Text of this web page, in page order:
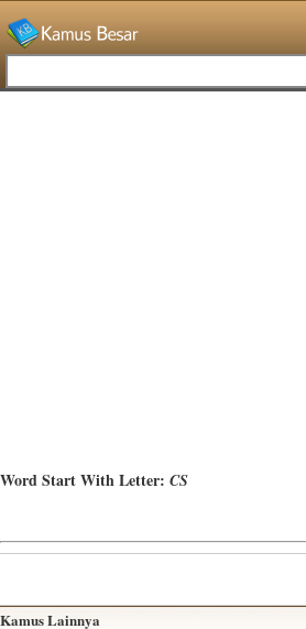
Word Start With Letter: CS
Kamus Lainnya